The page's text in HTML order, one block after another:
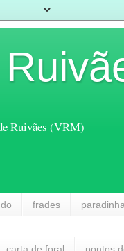
Ruivães (VRM)
frades
carta de foral pontos